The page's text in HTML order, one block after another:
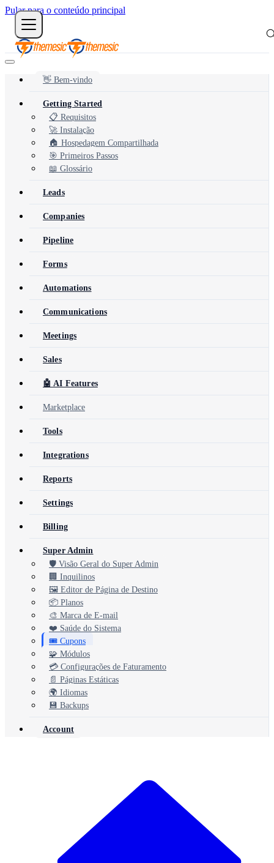
Pular para o conteúdo principal
👋 Bem-vindo
Getting Started
📋 Requisitos
🚀 Instalação
🏠 Hospedagem Compartilhada
🎯 Primeiros Passos
📖 Glossário
Leads
Companies
Pipeline
Forms
Automations
Communications
Meetings
Sales
🤖 AI Features
Marketplace
Tools
Integrations
Reports
Settings
Billing
Super Admin
🛡️ Visão Geral do Super Admin
🏢 Inquilinos
🖼️ Editor de Página de Destino
📦 Planos
🎨 Marca de E-mail
❤️ Saúde do Sistema
🎟️ Cupons
🧩 Módulos
💳 Configurações de Faturamento
📄 Páginas Estáticas
🌍 Idiomas
💾 Backups
Account